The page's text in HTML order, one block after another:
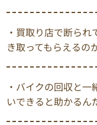
・買取り店で断ら
き取ってもらえるの
・バイクの回収と
いできると助かる